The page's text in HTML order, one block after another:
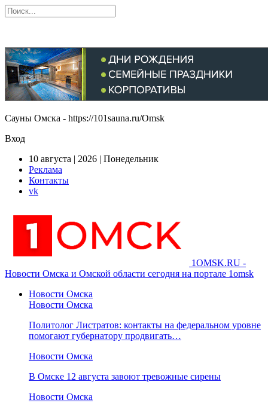
Сауны Омска - https://101sauna.ru/Omsk
Вход
10 августа | 2026 | Понедельник
Реклама
Контакты
vk
1OMSK.RU -
Новости Омска и Омской области сегодня на портале 1omsk
Новости Омска
Новости Омска
Политолог Листратов: контакты на федеральном уровне
помогают губернатору продвигать…
Новости Омска
В Омске 12 августа завоют тревожные сирены
Новости Омска